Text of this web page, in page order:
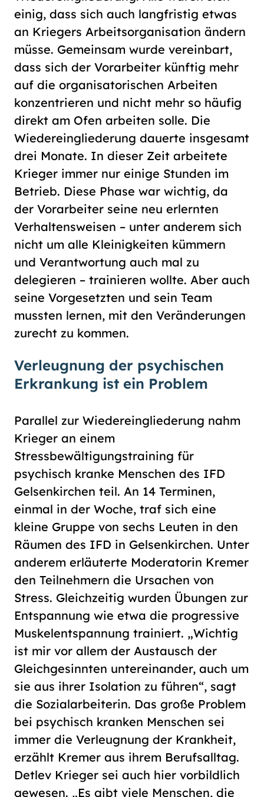
einig, dass sich auch langfristig etwas
an Kriegers Arbeitsorganisation ändern
müsse. Gemeinsam wurde vereinbart,
dass sich der Vorarbeiter künftig mehr
auf die organisatorischen Arbeiten
konzentrieren und nicht mehr so häufig
direkt am Ofen arbeiten solle. Die
Wiedereingliederung dauerte insgesamt
drei Monate. In dieser Zeit arbeitete
Krieger immer nur einige Stunden im
Betrieb. Diese Phase war wichtig, da
der Vorarbeiter seine neu erlernten
Verhaltensweisen – unter anderem sich
nicht um alle Kleinigkeiten kümmern
und Verantwortung auch mal zu
delegieren – trainieren wollte. Aber auch
seine Vorgesetzten und sein Team
mussten lernen, mit den Veränderungen
zurecht zu kommen.
Verleugnung der psychischen
Erkrankung ist ein Problem
Parallel zur Wiedereingliederung nahm
Krieger an einem
Stressbewältigungstraining für
psychisch kranke Menschen des IFD
Gelsenkirchen teil. An 14 Terminen,
einmal in der Woche, traf sich eine
kleine Gruppe von sechs Leuten in den
Räumen des IFD in Gelsenkirchen. Unter
anderem erläuterte Moderatorin Kremer
den Teilnehmern die Ursachen von
Stress. Gleichzeitig wurden Übungen zur
Entspannung wie etwa die progressive
Muskelentspannung trainiert. „Wichtig
ist mir vor allem der Austausch der
Gleichgesinnten untereinander, auch um
sie aus ihrer Isolation zu führen“, sagt
die Sozialarbeiterin. Das große Problem
bei psychisch kranken Menschen sei
immer die Verleugnung der Krankheit,
erzählt Kremer aus ihrem Berufsalltag.
Detlev Krieger sei auch hier vorbildlich
gewesen. „Es gibt viele Menschen, die